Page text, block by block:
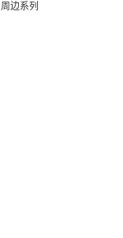
周边系列